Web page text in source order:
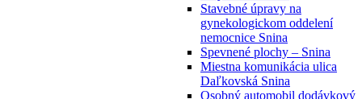
Stavebné úpravy na
gynekologickom oddelení
nemocnice Snina
Spevnené plochy – Snina
Miestna komunikácia ulica
Daľkovská Snina
Osobný automobil dodávkový